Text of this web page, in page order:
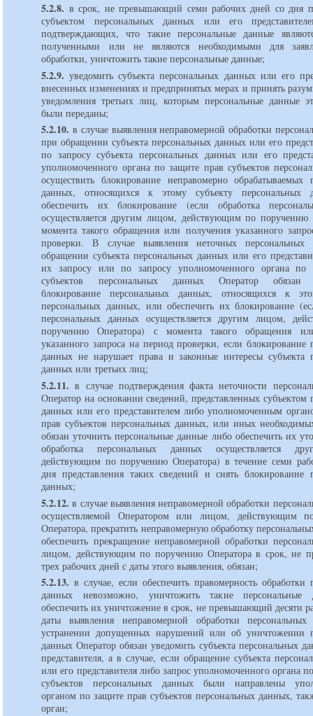
5.2.8. в срок, не превышающий семи рабочих дней со дня
субъектом персональных данных или его
подтверждающих, что такие персональные данные
полученными или не являются необходимыми для
обработки, уничтожить такие персональные данные;
5.2.9. уведомить субъекта персональных данных или его
внесенных изменениях и предпринятых мерах и принять
уведомления третьих лиц, которым персональные данные
были переданы;
5.2.10. в случае выявления неправомерной обработки
при обращении субъекта персональных данных или его
по запросу субъекта персональных данных или его
уполномоченного органа по защите прав субъектов
осуществить блокирование неправомерно обрабатываемых
данных, относящихся к этому субъекту персональных
обеспечить их блокирование (если обработка
осуществляется другим лицом, действующим по поручению
момента такого обращения или получения указанного
проверки. В случае выявления неточных
обращении субъекта персональных данных или его
их запросу или по запросу уполномоченного органа по
субъектов персональных данных Оператор обязан
блокирование персональных данных, относящихся к
персональных данных, или обеспечить их блокирование
персональных данных осуществляется другим лицом,
поручению Оператора) с момента такого обращения
указанного запроса на период проверки, если блокирование
данных не нарушает права и законные интересы субъекта
данных или третьих лиц;
5.2.11. в случае подтверждения факта неточности
Оператор на основании сведений, представленных субъектом
данных или его представителем либо уполномоченным
прав субъектов персональных данных, или иных
обязан уточнить персональные данные либо обеспечить их
обработка персональных данных осуществляется
действующим по поручению Оператора) в течение семи
дня представления таких сведений и снять блокирование
данных;
5.2.12. в случае выявления неправомерной обработки
осуществляемой Оператором или лицом, действующим
Оператора, прекратить неправомерную обработку
обеспечить прекращение неправомерной обработки
лицом, действующим по поручению Оператора в срок, не
трех рабочих дней с даты этого выявления, обязан;
5.2.13. в случае, если обеспечить правомерность обработки
данных невозможно, уничтожить такие
обеспечить их уничтожение в срок, не превышающий десяти
даты выявления неправомерной обработки
устранении допущенных нарушений или об уничтожении
данных Оператор обязан уведомить субъекта персональных
представителя, а в случае, если обращение субъекта
или его представителя либо запрос уполномоченного органа
субъектов персональных данных были направлены
органом по защите прав субъектов персональных данных,
орган;